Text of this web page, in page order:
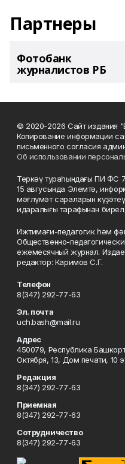
Партнеры
Фотобанк
журналистов РБ
© 2020-2026 Сайт издания
Копирование информации
письменного согласия
Об использовании
Теркәү тураһындағы ПИ ФС
15 авгусында Элемтә,
мәғлүмәт сараларын
идаралығы тарафынан
Ижтимағи-педагогик һәм
Общественно-
ежемесячный журнал.
редактор: Каримов С.Г.
Телефон
8(347) 292-77-63
Эл. почта
uch.bash@mail.ru
Адрес
450079, Республика
Октября, 13, Дом печати, 10
Редакция
8(347) 292-77-63
Приемная
8(347) 292-77-63
Сотрудничество
8(347) 292-77-63